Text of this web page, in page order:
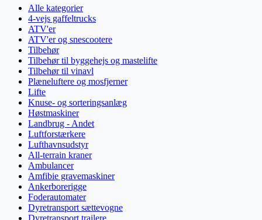
Alle kategorier
4-vejs gaffeltrucks
ATV'er
ATV'er og snescootere
Tilbehør
Tilbehør til byggehejs og mastelifte
Tilbehør til vinavl
Plæneluftere og mosfjerner
Lifte
Knuse- og sorteringsanlæg
Høstmaskiner
Landbrug - Andet
Luftforstærkere
Lufthavnsudstyr
All-terrain kraner
Ambulancer
Amfibie gravemaskiner
Ankerborerigge
Foderautomater
Dyretransport sættevogne
Dyretransport trailere